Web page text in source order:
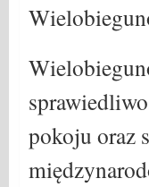
pokoju oraz